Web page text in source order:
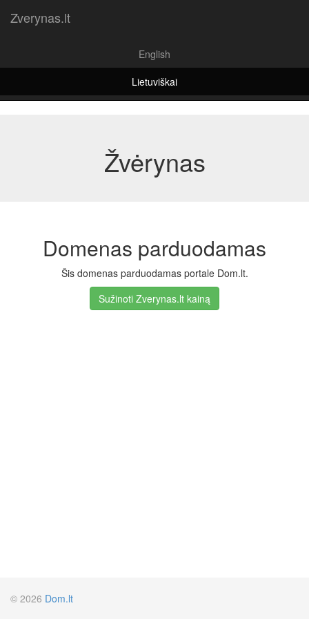
Zverynas.lt
English
Lietuviškai
Žvėrynas
Domenas parduodamas
Šis domenas parduodamas portale Dom.lt.
Sužinoti Zverynas.lt kainą
© 2026 Dom.lt